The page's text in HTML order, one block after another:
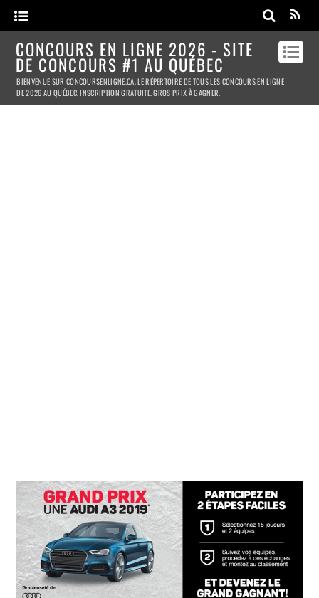
CONCOURS EN LIGNE 2026 - SITE
DE CONCOURS #1 AU QUÉBEC
BIENVENUE SUR CONCOURSENLIGNE.CA. LE RÉPERTOIRE DE TOUS LES CONCOURS EN LIGNE
DE 2026 AU QUÉBEC. INSCRIPTION GRATUITE. GROS PRIX À GAGNER.